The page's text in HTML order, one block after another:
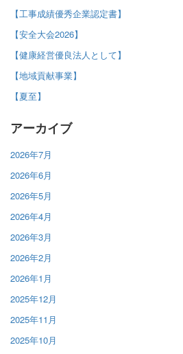
【工事成績優秀企業認定書】
【安全大会2026】
【健康経営優良法人として】
【地域貢献事業】
【夏至】
アーカイブ
2026年7月
2026年6月
2026年5月
2026年4月
2026年3月
2026年2月
2026年1月
2025年12月
2025年11月
2025年10月